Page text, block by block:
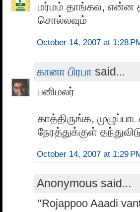
மர்மம் தாங்கல, என்ன
சொல்லவும்
October 14, 2007 at 1:28
கானா பிரபா said...
பனிமலர்
காத்திருங்க,
நேரத்துக்குள்
October 14, 2007 at 1:29
Anonymous said...
"Rojappoo Aaadi